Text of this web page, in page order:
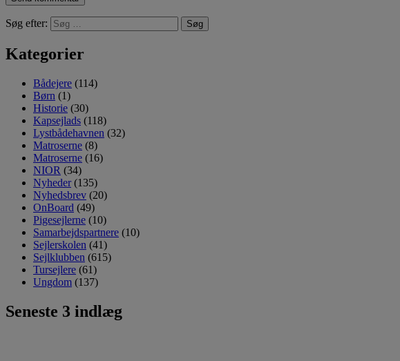
Søg efter:
Kategorier
Bådejere (114)
Børn (1)
Historie (30)
Kapsejlads (118)
Lystbådehavnen (32)
Matroserne (8)
Matroserne (16)
NIOR (34)
Nyheder(135)
Nyhedsbrev (20)
OnBoard (49)
Pigesejlerne (10)
Samarbejdspartnere (10)
Sejlerskolen (41)
Sejlklubben (615)
Tursejlere (61)
Ungdom (137)
Seneste 3 indlæg